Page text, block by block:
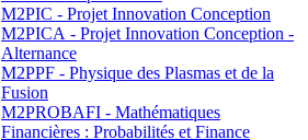
M2PIC - Projet Innovation Conception
M2PICA - Projet Innovation Conception -
Alternance
M2PPF - Physique des Plasmas et de la
Fusion
M2PROBAFI - Mathématiques
Financières : Probabilités et Finance